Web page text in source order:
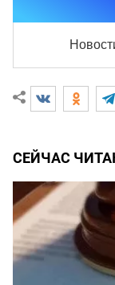
СЕЙЧАС